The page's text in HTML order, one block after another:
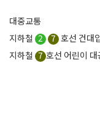
대중교통
지하철 2 7 호선 건대
지하철 7 호선 어린이